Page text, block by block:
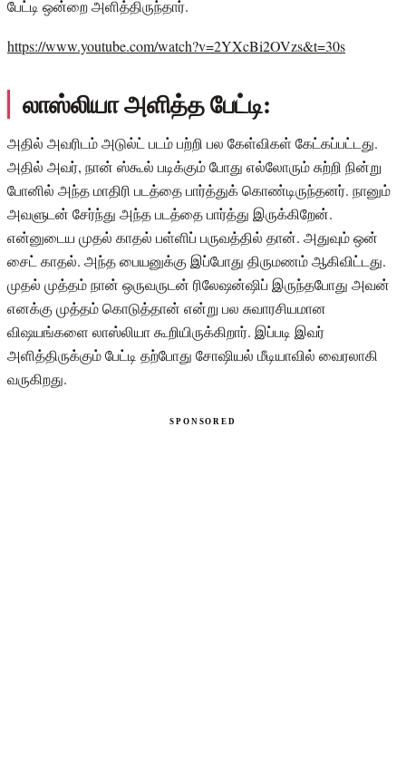
பேட்டி ஒன்றை அளித்திருந்தார்.
https://www.youtube.com/watch?v=2YXcBi2OVzs&t=30s
லாஸ்லியா அளித்த பேட்டி:
அதில் அவரிடம் அடுல்ட் படம் பற்றி பல கேள்விகள் கேட்கப்பட்டது.
அதில் அவர், நான் ஸ்கூல் படிக்கும் போது எல்லோரும் சுற்றி நின்று
போனில் அந்த மாதிரி படத்தை பார்த்துக் கொண்டிருந்தனர். நானும்
அவளுடன் சேர்ந்து அந்த படத்தை பார்த்து இருக்கிறேன்.
என்னுடைய முதல் காதல் பள்ளிப் பருவத்தில் தான். அதுவும் ஒன்
சைட் காதல். அந்த பையனுக்கு இப்போது திருமணம் ஆகிவிட்டது.
முதல் முத்தம் நான் ஒருவருடன் ரிலேஷன்ஷிப் இருந்தபோது அவன்
எனக்கு முத்தம் கொடுத்தான் என்று பல சுவாரசியமான
விஷயங்களை லாஸ்லியா கூறியிருக்கிறார். இப்படி இவர்
அளித்திருக்கும் பேட்டி தற்போது சோஷியல் மீடியாவில் வைரலாகி
வருகிறது.